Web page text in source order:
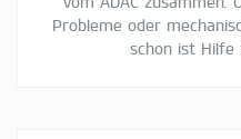
Probleme oder
schon ist Hilfe